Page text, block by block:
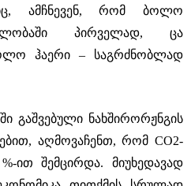
ამჩნევენ, რომ ბოლო
პირველად, ცა
ჰაერი – საგრძნობლად
გაშვებული ნახშირორჟნგის
აღმოვაჩენთ, რომ CO2-
ით შემცირდა. მიუხედავად